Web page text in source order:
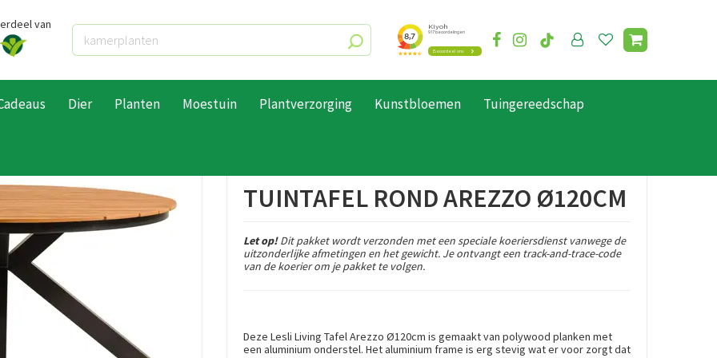
van
Dier Planten Moestuin Plantverzorging Kunstbloemen Tuingereedschap
TUINTAFEL ROND AREZZO Ø120CM
Let op!Dit pakket wordt verzonden met een speciale koeriersdienst vanwege de
uitzonderlijke afmetingen en het gewicht. Je ontvangt een track-and-trace-code
van de koerier om je pakket te volgen.
Deze Lesli Living Tafel Arezzo Ø120cm is gemaakt van polywood planken met
een aluminium onderstel. Het aluminium frame is erg stevig wat er voor zorgt dat